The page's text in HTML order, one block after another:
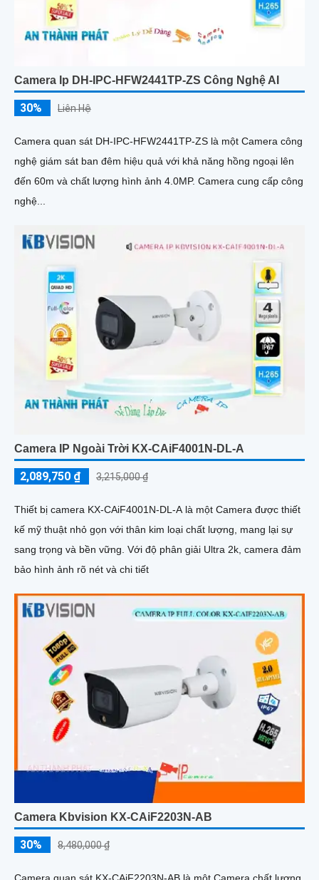
Camera Ip DH-IPC-HFW2441TP-ZS Công Nghệ AI
30% Liên Hệ
Camera quan sát DH-IPC-HFW2441TP-ZS là một Camera công
nghệ giám sát ban đêm hiệu quả với khả năng hồng ngoại lên
đến 60m và chất lượng hình ảnh 4.0MP. Camera cung cấp công
nghệ...
Camera IP Ngoài Trời KX-CAiF4001N-DL-A
2,089,750 ₫ 3,215,000 ₫
Thiết bị camera KX-CAiF4001N-DL-A là một Camera được thiết
kế mỹ thuật nhỏ gọn với thân kim loại chất lượng, mang lại sự
sang trọng và bền vững. Với độ phân giải Ultra 2k, camera đảm
bảo hình ảnh rõ nét và chi tiết
Camera Kbvision KX-CAiF2203N-AB
30% 8,480,000 ₫
Camera quan sát KX-CAiF2203N-AB là một Camera chất lượng